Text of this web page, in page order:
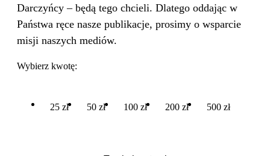
Darczyńcy – będą tego chcieli. Dlatego oddając w
Państwa ręce nasze publikacje, prosimy o wsparcie
misji naszych mediów.
Wybierz kwotę:
25 zł 50 zł 100 zł 200 zł 500 zł